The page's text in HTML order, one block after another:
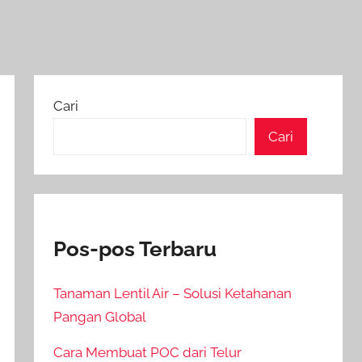
Cari
Cari
Pos-pos Terbaru
Tanaman Lentil Air – Solusi Ketahanan
Pangan Global
Cara Membuat POC dari Telur